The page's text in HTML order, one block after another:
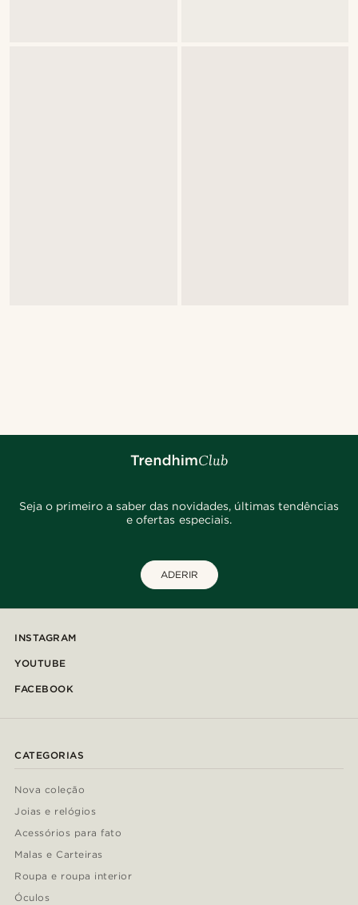
Seja o primeiro a saber das novidades, últimas tendências
e ofertas especiais.
ADERIR
INSTAGRAM
YOUTUBE
FACEBOOK
CATEGORIAS
Nova coleção
Joias e relógios
Acessórios para fato
Malas e Carteiras
Roupa e roupa interior
Óculos